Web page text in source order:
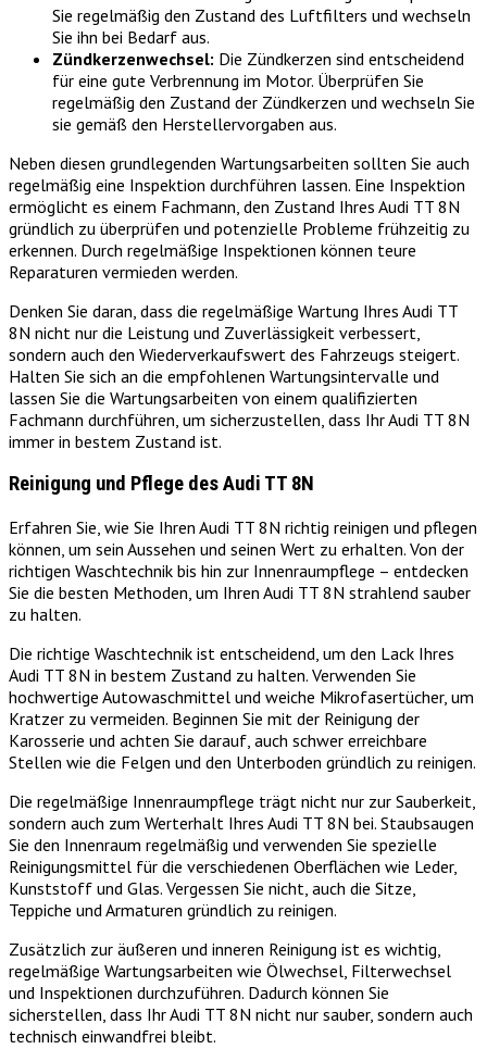
Sie regelmäßig den Zustand des Luftfilters und wechseln
Sie ihn bei Bedarf aus.
Zündkerzenwechsel: Die Zündkerzen sind entscheidend
für eine gute Verbrennung im Motor. Überprüfen Sie
regelmäßig den Zustand der Zündkerzen und wechseln Sie
sie gemäß den Herstellervorgaben aus.
Neben diesen grundlegenden Wartungsarbeiten sollten Sie auch
regelmäßig eine Inspektion durchführen lassen. Eine Inspektion
ermöglicht es einem Fachmann, den Zustand Ihres Audi TT 8N
gründlich zu überprüfen und potenzielle Probleme frühzeitig zu
erkennen. Durch regelmäßige Inspektionen können teure
Reparaturen vermieden werden.
Denken Sie daran, dass die regelmäßige Wartung Ihres Audi TT
8N nicht nur die Leistung und Zuverlässigkeit verbessert,
sondern auch den Wiederverkaufswert des Fahrzeugs steigert.
Halten Sie sich an die empfohlenen Wartungsintervalle und
lassen Sie die Wartungsarbeiten von einem qualifizierten
Fachmann durchführen, um sicherzustellen, dass Ihr Audi TT 8N
immer in bestem Zustand ist.
Reinigung und Pflege des Audi TT 8N
Erfahren Sie, wie Sie Ihren Audi TT 8N richtig reinigen und pflegen
können, um sein Aussehen und seinen Wert zu erhalten. Von der
richtigen Waschtechnik bis hin zur Innenraumpflege – entdecken
Sie die besten Methoden, um Ihren Audi TT 8N strahlend sauber
zu halten.
Die richtige Waschtechnik ist entscheidend, um den Lack Ihres
Audi TT 8N in bestem Zustand zu halten. Verwenden Sie
hochwertige Autowaschmittel und weiche Mikrofasertücher, um
Kratzer zu vermeiden. Beginnen Sie mit der Reinigung der
Karosserie und achten Sie darauf, auch schwer erreichbare
Stellen wie die Felgen und den Unterboden gründlich zu reinigen.
Die regelmäßige Innenraumpflege trägt nicht nur zur Sauberkeit,
sondern auch zum Werterhalt Ihres Audi TT 8N bei. Staubsaugen
Sie den Innenraum regelmäßig und verwenden Sie spezielle
Reinigungsmittel für die verschiedenen Oberflächen wie Leder,
Kunststoff und Glas. Vergessen Sie nicht, auch die Sitze,
Teppiche und Armaturen gründlich zu reinigen.
Zusätzlich zur äußeren und inneren Reinigung ist es wichtig,
regelmäßige Wartungsarbeiten wie Ölwechsel, Filterwechsel
und Inspektionen durchzuführen. Dadurch können Sie
sicherstellen, dass Ihr Audi TT 8N nicht nur sauber, sondern auch
technisch einwandfrei bleibt.